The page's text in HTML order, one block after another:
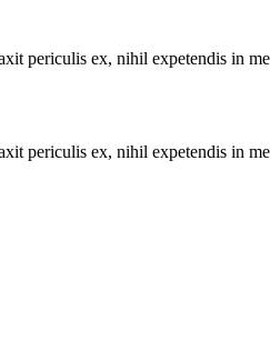
periculis ex, nihil expetendis in
periculis ex, nihil expetendis in